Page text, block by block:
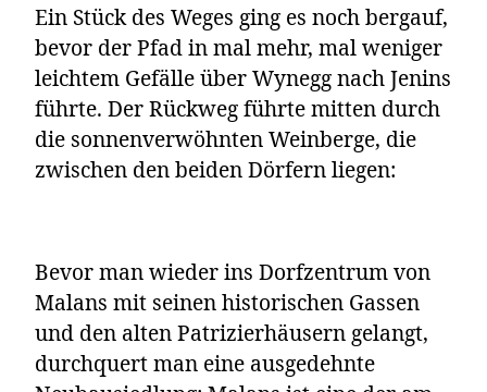
Ein Stück des Weges ging es noch bergauf,
bevor der Pfad in mal mehr, mal weniger
leichtem Gefälle über Wynegg nach Jenins
führte. Der Rückweg führte mitten durch
die sonnenverwöhnten Weinberge, die
zwischen den beiden Dörfern liegen:
Bevor man wieder ins Dorfzentrum von
Malans mit seinen historischen Gassen
und den alten Patrizierhäusern gelangt,
durchquert man eine ausgedehnte